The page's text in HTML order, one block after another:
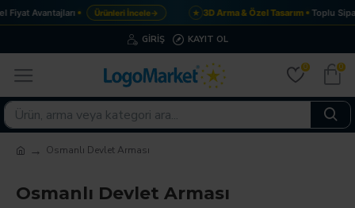
Avantajları Ürünleri İncele→ ★ 3D Arma & Özel Tasarım Toplu
GIRIŞ KAYIT OL
0 0
Osmanlı Devlet Arması
Osmanlı Devlet Arması